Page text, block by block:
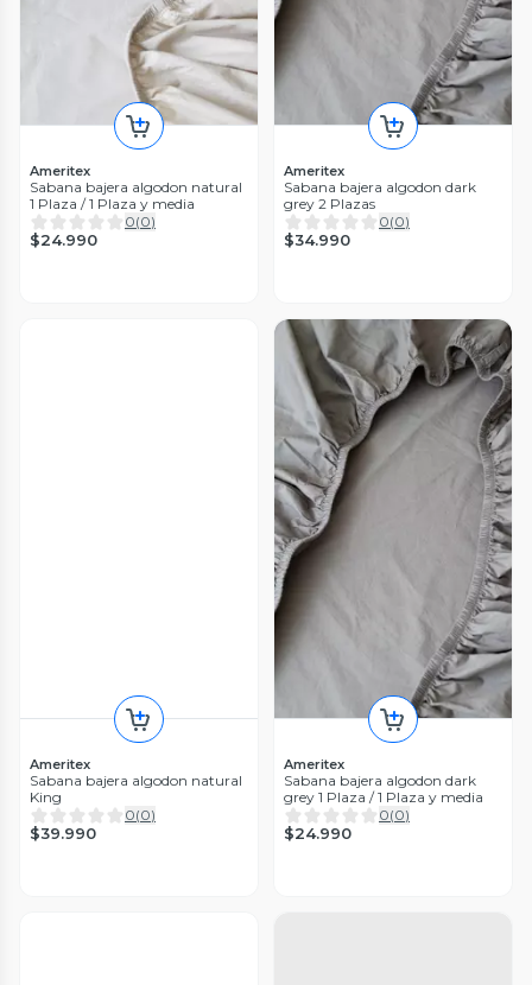
Ameritex
Sabana bajera algodon natural
1 Plaza / 1 Plaza y media
0(0)
$24.990
Ameritex
Sabana bajera algodon dark
grey 2 Plazas
0(0)
$34.990
Ameritex
Sabana bajera algodon natural
King
0(0)
$39.990
Ameritex
Sabana bajera algodon dark
grey 1 Plaza / 1 Plaza y media
0(0)
$24.990